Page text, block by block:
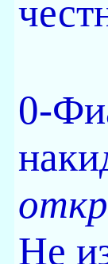
0-
Не